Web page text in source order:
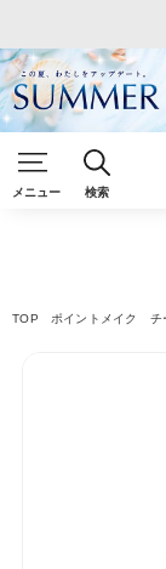
メニュー 検索
TOP ポイントメイク チ